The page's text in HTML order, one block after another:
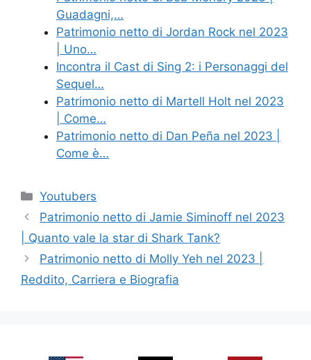
Guadagni,…
Patrimonio netto di Jordan Rock nel 2023
| Uno…
Incontra il Cast di Sing 2: i Personaggi del
Sequel…
Patrimonio netto di Martell Holt nel 2023
| Come…
Patrimonio netto di Dan Peña nel 2023 |
Come è…
Categories
Youtubers
Patrimonio netto di Jamie Siminoff nel 2023
| Quanto vale la star di Shark Tank?
Patrimonio netto di Molly Yeh nel 2023 |
Reddito, Carriera e Biografia